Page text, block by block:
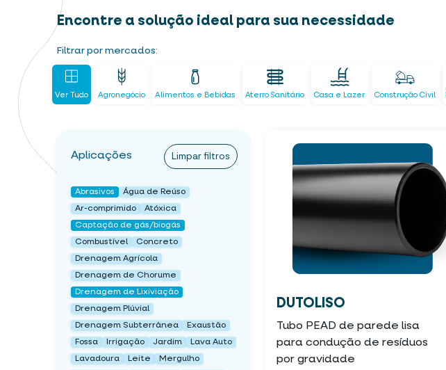
Encontre a solução ideal para sua necessidade
Filtrar por mercados:
Ver Tudo Agronegócio Alimentos e Bebidas Aterro Sanitário Casa e Lazer Construção Civil
Aplicações Limpar filtros
Abrasivos
Água de Reúso
Ar-comprimido
Atóxica
Captação de gás/biogás
Combustível
Concreto
Drenagem Agrícola
Drenagem de Chorume
Drenagem de Lixiviação
Drenagem Plúvial
Drenagem Subterrânea
Exaustão
Fossa
Irrigação Jardim
Lava Auto
Lavadoura
Leite
Mergulho
DUTOLISO
Tubo PEAD de parede lisa
para condução de resíduos
por gravidade